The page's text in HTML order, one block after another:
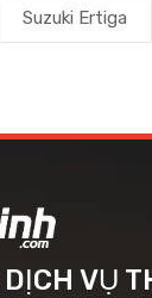
Suzuki Ertiga
VỤ